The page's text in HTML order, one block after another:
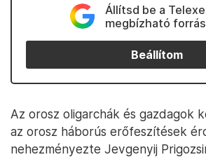
Állítsd be a
megbízható
Beállítom
Az orosz oligarchák és gazdagok
az orosz háborús erőfeszítések
nehezményezte Jevgenyij